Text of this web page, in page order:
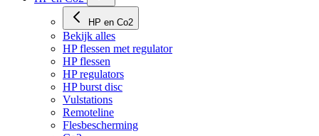
HP en Co2
HP en Co2
Bekijk alles
HP flessen met regulator
HP flessen
HP regulators
HP burst disc
Vulstations
Remoteline